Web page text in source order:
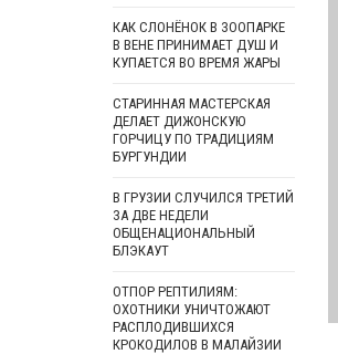
КАК СЛОНЁНОК В ЗООПАРКЕ
В ВЕНЕ ПРИНИМАЕТ ДУШ И
КУПАЕТСЯ ВО ВРЕМЯ ЖАРЫ
СТАРИННАЯ МАСТЕРСКАЯ
ДЕЛАЕТ ДИЖОНСКУЮ
ГОРЧИЦУ ПО ТРАДИЦИЯМ
БУРГУНДИИ
В ГРУЗИИ СЛУЧИЛСЯ ТРЕТИЙ
ЗА ДВЕ НЕДЕЛИ
ОБЩЕНАЦИОНАЛЬНЫЙ
БЛЭКАУТ
ОТПОР РЕПТИЛИЯМ:
ОХОТНИКИ УНИЧТОЖАЮТ
РАСПЛОДИВШИХСЯ
КРОКОДИЛОВ В МАЛАЙЗИИ